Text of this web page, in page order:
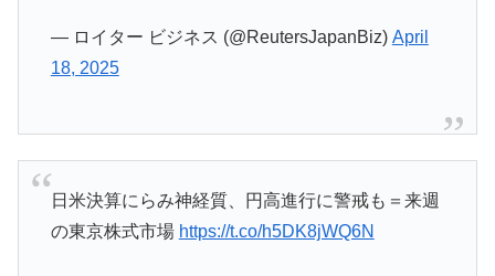
— ロイター ビジネス (@ReutersJapanBiz) April
18, 2025
日米決算にらみ神経質、円高進行に警戒も＝来週
の東京株式市場 https://t.co/h5DK8jWQ6N